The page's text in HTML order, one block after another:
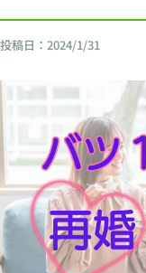
投稿日： 2024/1/31